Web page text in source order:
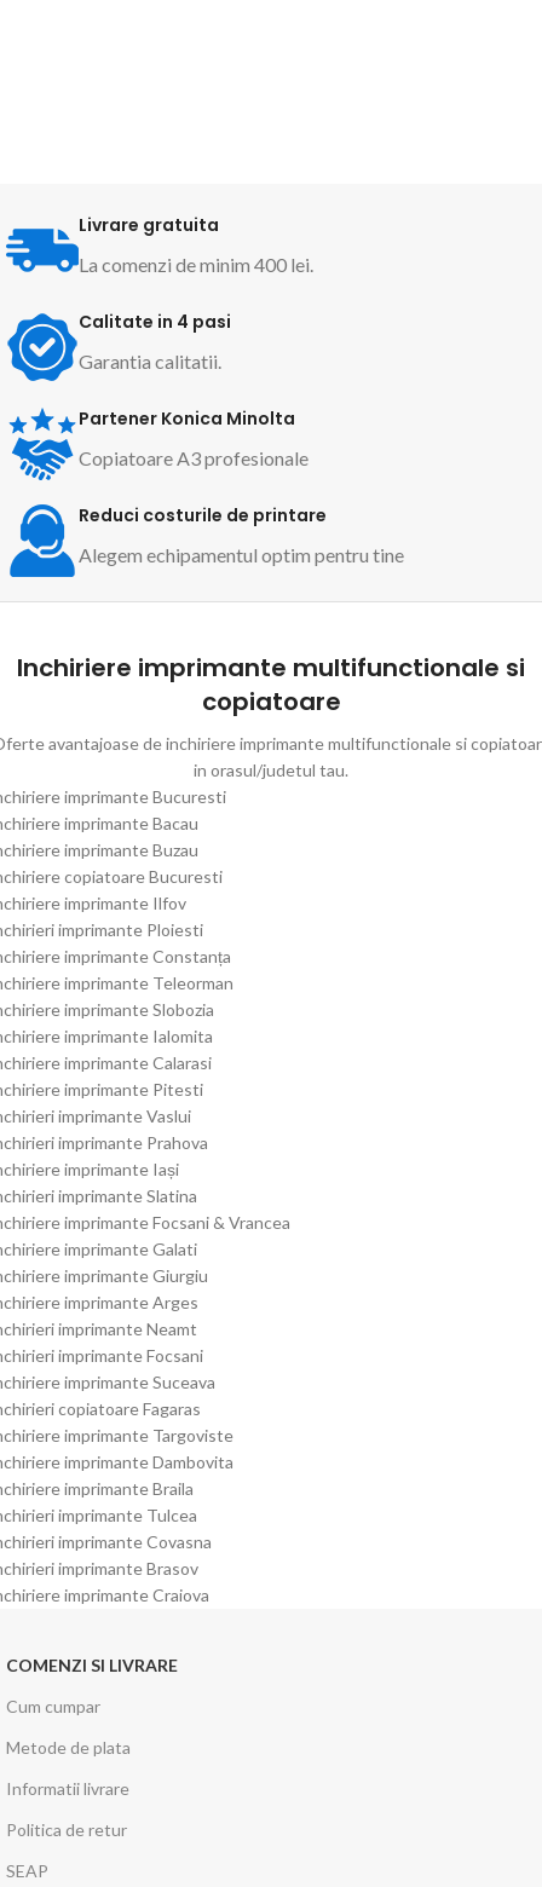
Livrare gratuita
La comenzi de minim 400 lei.
Calitate in 4 pasi
Garantia calitatii.
Partener Konica Minolta
Copiatoare A3 profesionale
Reduci costurile de printare
Alegem echipamentul optim pentru tine
Inchiriere imprimante multifunctionale si
copiatoare
avantajoase de inchiriere imprimante multifunctionale si
in orasul/judetul tau.
imprimante Bucuresti
imprimante Bacau
imprimante Buzau
copiatoare Bucuresti
imprimante Ilfov
imprimante Ploiesti
imprimante Constanța
imprimante Teleorman
imprimante Slobozia
imprimante Ialomita
imprimante Calarasi
imprimante Pitesti
imprimante Vaslui
imprimante Prahova
imprimante Iași
imprimante Slatina
imprimante Focsani & Vrancea
imprimante Galati
imprimante Giurgiu
imprimante Arges
imprimante Neamt
imprimante Focsani
imprimante Suceava
copiatoare Fagaras
imprimante Targoviste
imprimante Dambovita
imprimante Braila
imprimante Tulcea
imprimante Covasna
imprimante Brasov
imprimante Craiova
COMENZI SI LIVRARE
Cum cumpar
Metode de plata
Informatii livrare
Politica de retur
SEAP